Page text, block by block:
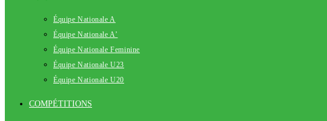
Équipe Nationale A
Équipe Nationale A’
Équipe Nationale Feminine
Équipe Nationale U23
Équipe Nationale U20
COMPÉTITIONS